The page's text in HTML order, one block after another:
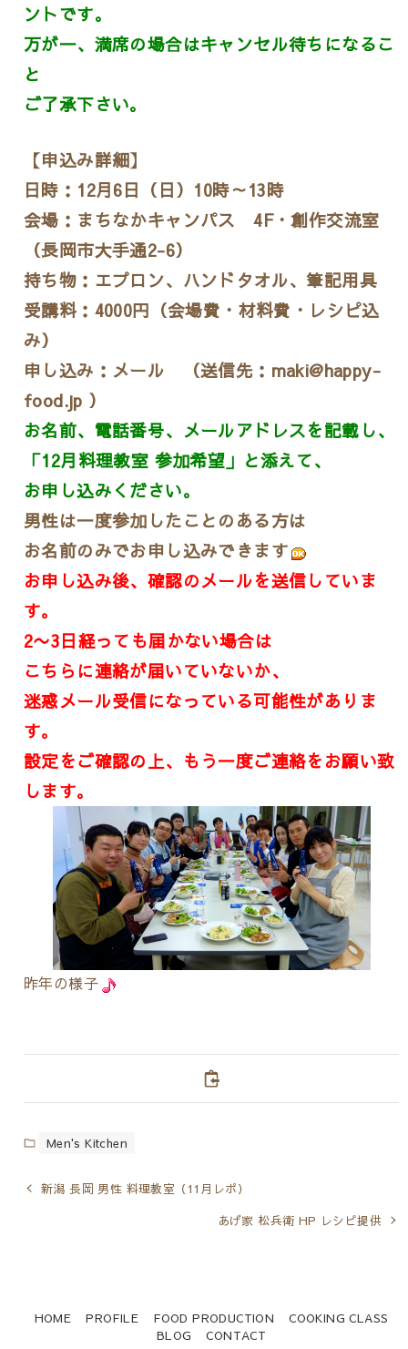
ントです。
万が一、満席の場合はキャンセル待ちになるこ
と
ご了承下さい。
【申込み詳細】
日時：12月6日（日）10時～13時
会場：まちなかキャンパス 4F・創作交流室
（長岡市大手通2-6）
持ち物：エプロン、ハンドタオル、筆記用具
受講料：4000円（会場費・材料費・レシピ込
み）
申し込み：メール （送信先：maki@happy-
food.jp ）
お名前、電話番号、メールアドレスを記載し、
「12月料理教室 参加希望」と添えて、
お申し込みください。
男性は一度参加したことのある方は
お名前のみでお申し込みできます
お申し込み後、確認のメールを送信していま
す。
2〜3日経っても届かない場合は
こちらに連絡が届いていないか、
迷惑メール受信になっている可能性がありま
す。
設定をご確認の上、もう一度ご連絡をお願い致
します。
昨年の様子
Men's Kitchen
新潟 長岡 男性 料理教室（11月レポ）
あげ家 松兵衛 HP レシピ提供
HOME PROFILE FOOD PRODUCTION
COOKING CLASS
BLOG
CONTACT